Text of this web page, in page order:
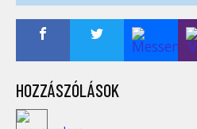
HOZZÁSZÓLÁSOK